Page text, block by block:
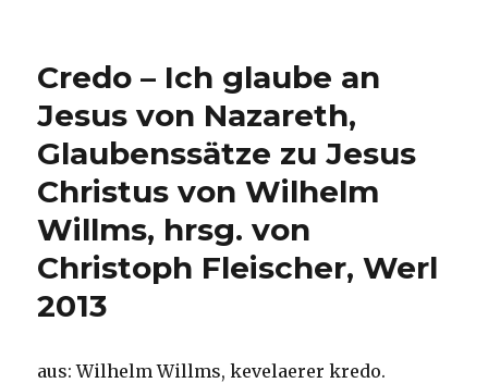
5,14-
21,
Christoph
Fleischer,
Welver
2016
Credo – Ich glaube an
Jesus von Nazareth,
Glaubenssätze zu Jesus
Christus von Wilhelm
Willms, hrsg. von
Christoph Fleischer, Werl
2013
aus: Wilhelm Willms, kevelaerer kredo.